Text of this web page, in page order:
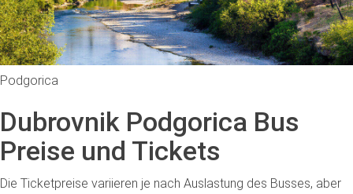
Podgorica
Dubrovnik Podgorica Bus
Preise und Tickets
Die Ticketpreise variieren je nach Auslastung des Busses, aber